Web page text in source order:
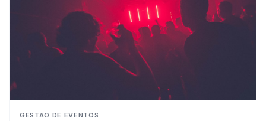
GESTAO DE EVENTOS